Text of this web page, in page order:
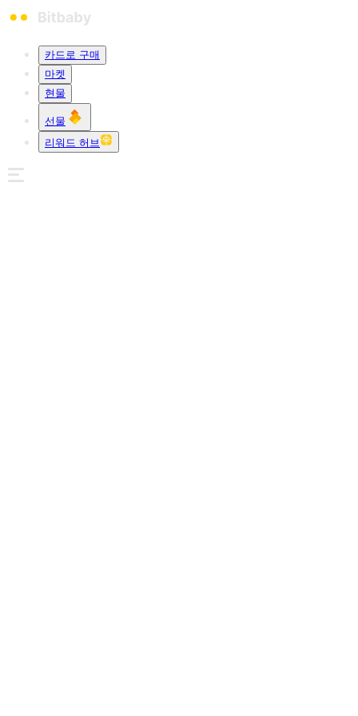
카드로 구매
마켓
현물
선물
리워드 허브